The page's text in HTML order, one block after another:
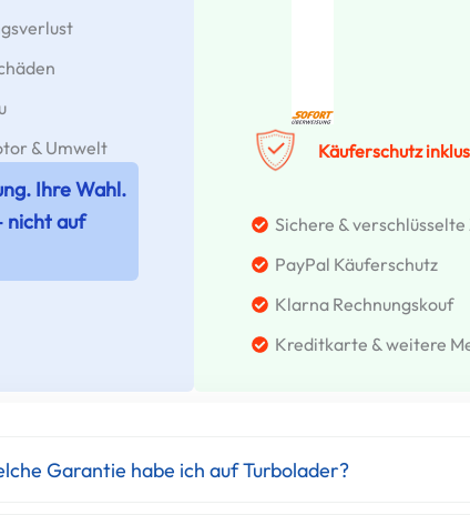
& Umwelt
Ihre Wahl.
nicht auf
Käuferschutz
Sichere & verschlüsselte
PayPal Käuferschutz
Klarna Rechnungskouf
Kreditkarte & weitere
Garantie habe ich auf Turbolader?